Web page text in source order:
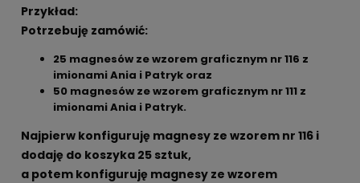
Przykład:
Potrzebuję zamówić:
25 magnesów ze wzorem graficznym nr 116 z
imionami Ania i Patryk oraz
50 magnesów ze wzorem graficznym nr 111 z
imionami Ania i Patryk.
Najpierw konfiguruję magnesy ze wzorem nr 116 i
dodaję do koszyka 25 sztuk,
a potem konfiguruję magnesy ze wzorem